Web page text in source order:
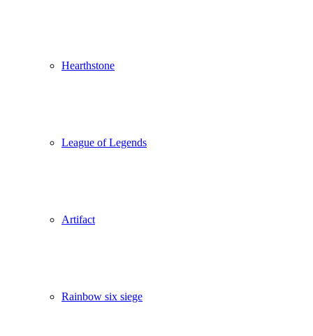
Hearthstone
League of Legends
Artifact
Rainbow six siege